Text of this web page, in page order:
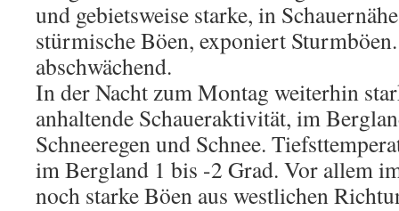
und gebietsweise starke, in
stürmische Böen, exponiert
abschwächend.
In der Nacht zum Montag weiterhin
anhaltende Schaueraktivität, im
Schneeregen und Schnee.
im Bergland 1 bis -2 Grad. Vor allem
noch starke Böen aus westlichen